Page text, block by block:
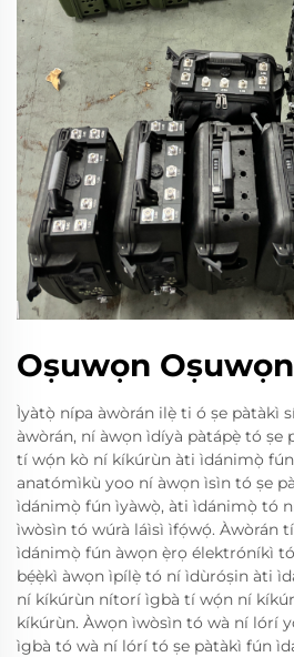
Oṣuwọn
Ìyàtọ̀ nípa àwòrán ilẹ̀ ti ó ṣe pàtàkì
àwòrán, ní àwọn ìdíyà pàtápẹ̀ tó ṣe
tí wọ́n kò ní kíkúrùn àti ìdánimọ̀
anatómìkù yoo ní àwọn ìsìn tó ṣe
ìdánimọ̀ fún ìyàwọ̀, àti ìdánimọ̀ tó
ìwòsìn tó wúrà láìsì ìfọ́wọ́. Àwòrán
ìdánimọ̀ fún àwọn ẹ̀rọ élektróníkì
bẹ́ẹ̀kì àwọn ìpílẹ̀ tó ní ìdùróṣin àti
ní kíkúrùn nítorí ìgbà tí wọ́n ní
kíkúrùn. Àwọn ìwòsìn tó wà ní lórí
ìgbà tó wà ní lórí tó ṣe pàtàkì fún